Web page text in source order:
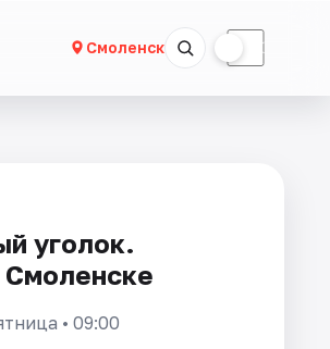
Смоленск ☾
уголок.
Смоленске
• 09:00